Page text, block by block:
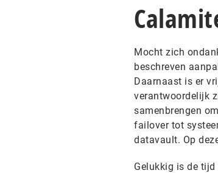
Mocht zich
beschreven
Daarnaast is er
verantwoordelijk
samenbrengen
failover tot
datavault. Op
Gelukkig is de